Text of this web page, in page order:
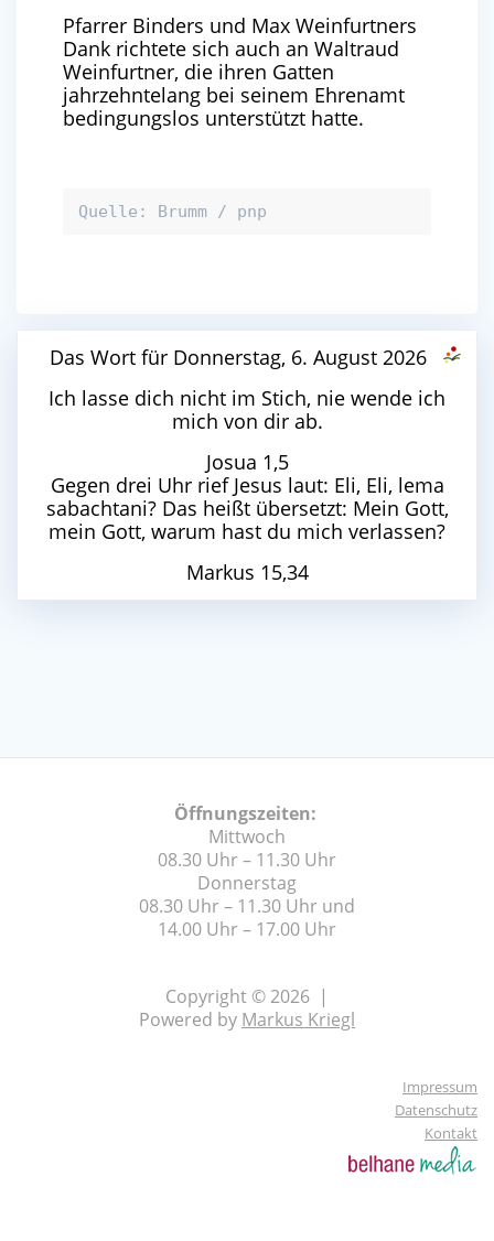
Pfarrer Binders und Max Weinfurtners
Dank richtete sich auch an Waltraud
Weinfurtner, die ihren Gatten
jahrzehntelang bei seinem Ehrenamt
bedingungslos unterstützt hatte.
Quelle: Brumm / pnp
Das Wort für Donnerstag, 6. August 2026
Ich lasse dich nicht im Stich, nie wende ich
mich von dir ab.
Josua 1,5
Gegen drei Uhr rief Jesus laut: Eli, Eli, lema
sabachtani? Das heißt übersetzt: Mein Gott,
mein Gott, warum hast du mich verlassen?
Markus 15,34
Öffnungszeiten:
Mittwoch
08.30 Uhr – 11.30 Uhr
Donnerstag
08.30 Uhr – 11.30 Uhr und
14.00 Uhr – 17.00 Uhr
Copyright © 2026 |
Powered by Markus Kriegl
Impressum
Datenschutz
Kontakt